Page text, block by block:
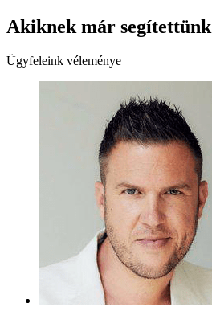
Akiknek már segítettünk
Ügyfeleink véleménye